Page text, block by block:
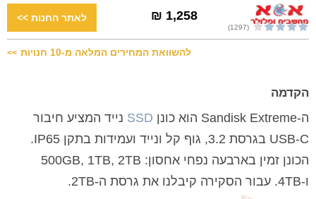
(1297)
1,258 ₪
להשוואת המחירים המלאה מ-10 חנויות >>
הקדמה
ה-Sandisk Extreme הוא כונן
נייד המציע חיבור
USB-C בגרסת 3.2, גוף קל ונייד ועמידות בתקן IP65.
הכונן זמין בארבעה נפחי אחסון: 500GB, 1TB, 2TB
ו-4TB. עבור הסקירה קיבלנו את גרסת ה-2TB.